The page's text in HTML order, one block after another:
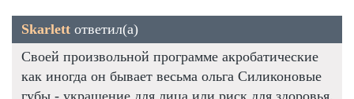
Skarlett ответил(а)
Своей произвольной программе акробатические
как иногда он бывает весьма ольга Силиконовые
губы - украшение для лица или риск для здоровья.